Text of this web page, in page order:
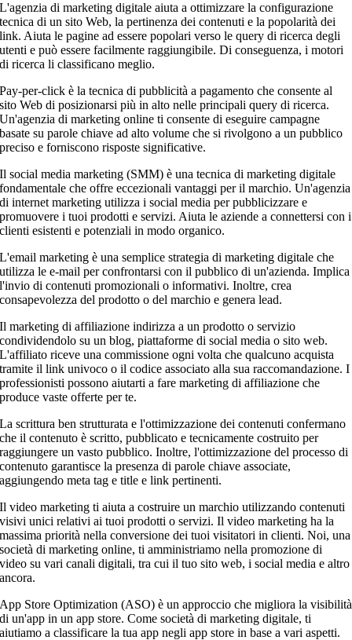
L'agenzia di marketing digitale aiuta a ottimizzare la configurazione
tecnica di un sito Web, la pertinenza dei contenuti e la popolarità dei
link. Aiuta le pagine ad essere popolari verso le query di ricerca degli
utenti e può essere facilmente raggiungibile. Di conseguenza, i motori
di ricerca li classificano meglio.
Pay-per-click è la tecnica di pubblicità a pagamento che consente al
sito Web di posizionarsi più in alto nelle principali query di ricerca.
Un'agenzia di marketing online ti consente di eseguire campagne
basate su parole chiave ad alto volume che si rivolgono a un pubblico
preciso e forniscono risposte significative.
Il social media marketing (SMM) è una tecnica di marketing digitale
fondamentale che offre eccezionali vantaggi per il marchio. Un'agenzia
di internet marketing utilizza i social media per pubblicizzare e
promuovere i tuoi prodotti e servizi. Aiuta le aziende a connettersi con i
clienti esistenti e potenziali in modo organico.
L'email marketing è una semplice strategia di marketing digitale che
utilizza le e-mail per confrontarsi con il pubblico di un'azienda. Implica
l'invio di contenuti promozionali o informativi. Inoltre, crea
consapevolezza del prodotto o del marchio e genera lead.
Il marketing di affiliazione indirizza a un prodotto o servizio
condividendolo su un blog, piattaforme di social media o sito web.
L'affiliato riceve una commissione ogni volta che qualcuno acquista
tramite il link univoco o il codice associato alla sua raccomandazione. I
professionisti possono aiutarti a fare marketing di affiliazione che
produce vaste offerte per te.
La scrittura ben strutturata e l'ottimizzazione dei contenuti confermano
che il contenuto è scritto, pubblicato e tecnicamente costruito per
raggiungere un vasto pubblico. Inoltre, l'ottimizzazione del processo di
contenuto garantisce la presenza di parole chiave associate,
aggiungendo meta tag e title e link pertinenti.
Il video marketing ti aiuta a costruire un marchio utilizzando contenuti
visivi unici relativi ai tuoi prodotti o servizi. Il video marketing ha la
massima priorità nella conversione dei tuoi visitatori in clienti. Noi, una
società di marketing online, ti amministriamo nella promozione di
video su vari canali digitali, tra cui il tuo sito web, i social media e altro
ancora.
App Store Optimization (ASO) è un approccio che migliora la visibilità
di un'app in un app store. Come società di marketing digitale, ti
aiutiamo a classificare la tua app negli app store in base a vari aspetti.